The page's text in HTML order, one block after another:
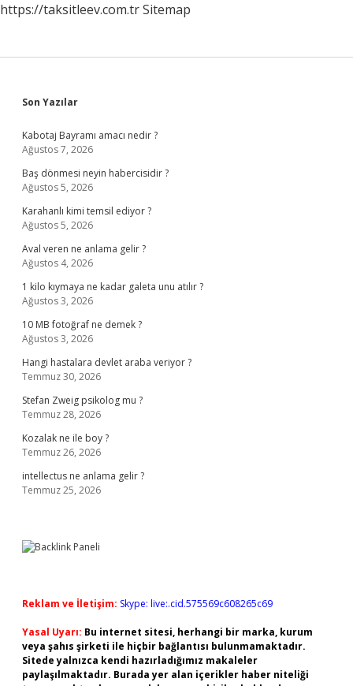
https://taksitleev.com.trSitemap
Sidebar
Son Yazılar
Kabotaj Bayramı amacı nedir ?
Ağustos 7, 2026
Baş dönmesi neyin habercisidir ?
Ağustos 5, 2026
Karahanlı kimi temsil ediyor ?
Ağustos 5, 2026
Aval veren ne anlama gelir ?
Ağustos 4, 2026
1 kilo kıymaya ne kadar galeta unu atılır ?
Ağustos 3, 2026
10 MB fotoğraf ne demek ?
Ağustos 3, 2026
Hangi hastalara devlet araba veriyor ?
Temmuz 30, 2026
Stefan Zweig psikolog mu ?
Temmuz 28, 2026
Kozalak ne ile boy ?
Temmuz 26, 2026
intellectus ne anlama gelir ?
Temmuz 25, 2026
Reklam ve İletişim: Skype: live:.cid.575569c608265c69
Yasal Uyarı: Bu internet sitesi, herhangi bir marka, kurum
veya şahıs şirketi ile hiçbir bağlantısı bulunmamaktadır.
Sitede yalnızca kendi hazırladığımız makaleler
paylaşılmaktadır. Burada yer alan içerikler haber niteliği